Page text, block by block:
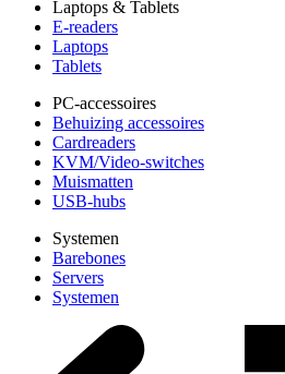
Laptops & Tablets
E-readers
Laptops
Tablets
PC-accessoires
Behuizing accessoires
Cardreaders
KVM/Video-switches
Muismatten
USB-hubs
Systemen
Barebones
Servers
Systemen